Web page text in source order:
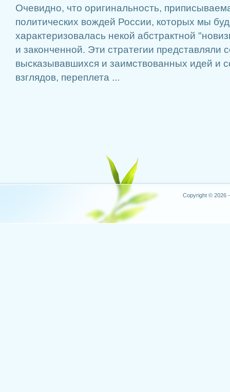
Очевидно, что оригинальность,
политических вождей России, которых мы
характеризовалась некой абстрактной
и законченной. Эти стратегии представляли
высказывавшихся и заимствованных идей и
взглядов, переплета ...
Copyright © 2026